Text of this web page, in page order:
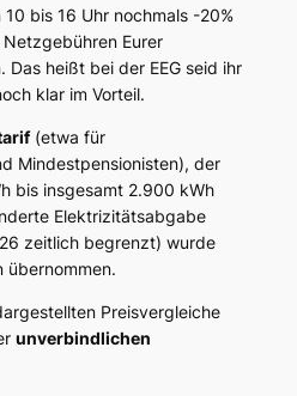
bis 16 Uhr nochmals -20%
Eurer
Das heißt bei der EEG seid ihr
klar im Vorteil.
(etwa für
Mindestpensionisten), der
bis insgesamt 2.900 kWh
Elektrizitätsabgabe
zeitlich begrenzt) wurde
übernommen.
Preisvergleiche
unverbindlichen